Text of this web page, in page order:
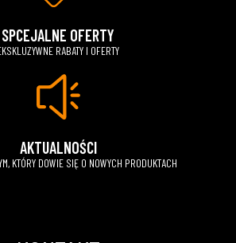
SPCEJALNE OFERTY
RABATY I OFERTY
AKTUALNOŚCI
KTÓRY DOWIE SIĘ O NOWYCH PRODUKTACH